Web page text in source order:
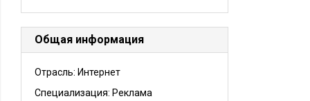
Общая информация
Отрасль: Интернет
Специализация: Реклама